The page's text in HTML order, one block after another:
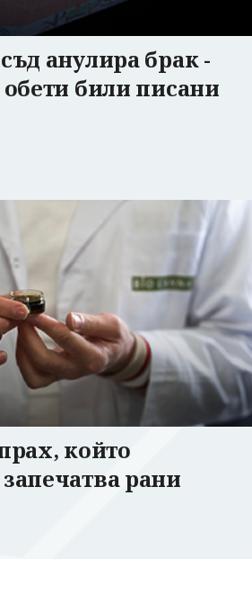
анулира брак -
обети били писани
който
рани